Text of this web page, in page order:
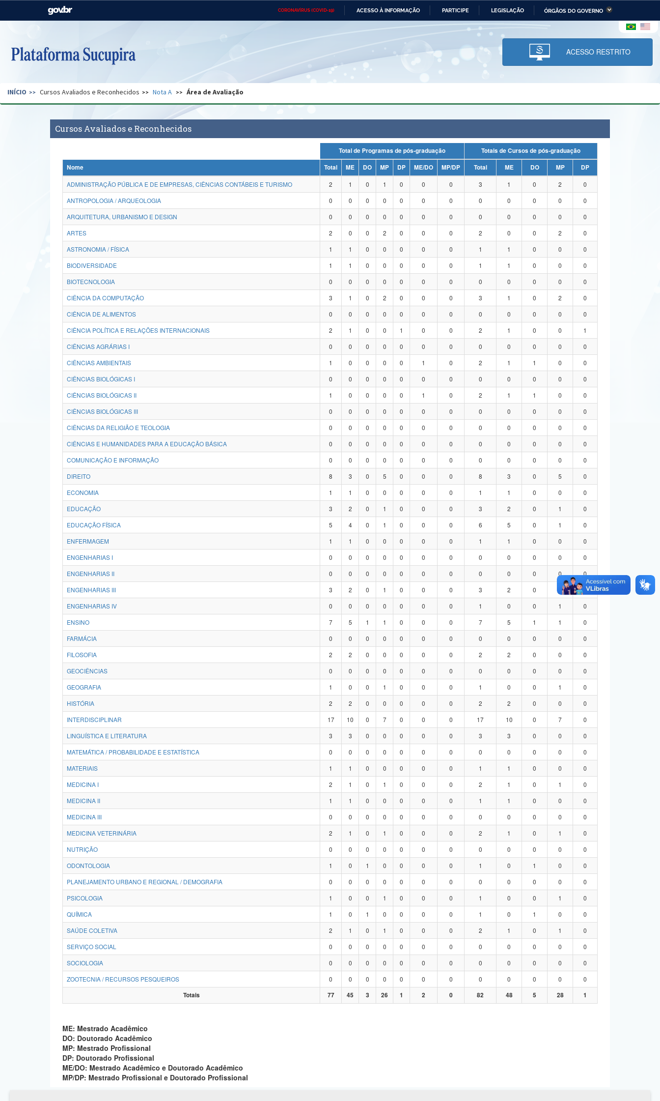
CORONAVÍRUS (COVID-19) ACESSO À INFORMAÇÃO PARTICIPE LEGISLAÇÃO ÓRGÃOS DO GOVERNO
Casa Civil Ministério das Relações Ministério da Economia Ministério da Infraestrutura
Pecuária e Abastecimento
Ministério da Ciência,
Tecnologia, Inovações e
Comunicações
Ministério do Desenvolvimento
Regional e dos Direitos Humanos
Secretaria de Governo Gabinete de Segurança Advocacia-Geral da União Banco Central do Brasil Planalto
ACESSO RESTRITO
INÍCIO Cursos Avaliados e Reconhecidos Nota A Área de Avaliação
Cursos Avaliados e Reconhecidos
Total de Programas de pós-graduação
Totais de Cursos de pós-graduação
Nome
Total ME DO MP DP ME/DO MP/DP Total ME DO MP
DP
ADMINISTRAÇÃO PÚBLICA E DE EMPRESAS, CIÊNCIAS CONTÁBEIS E TURISMO
2 1 0 1 0 0 0 3 1 0 2
0
ANTROPOLOGIA / ARQUEOLOGIA
0 0 0 0 0 0 0 0 0 0 0
0
ARQUITETURA, URBANISMO E DESIGN
0 0 0 0 0 0 0 0 0 0 0
0
ARTES
2 0 0 2 0 0 0 2 0 0 2
0
ASTRONOMIA / FÍSICA
1 1 0 0 0 0 0 1 1 0 0
0
BIODIVERSIDADE
1 1 0 0 0 0 0 1 1 0 0
0
BIOTECNOLOGIA
0 0 0 0 0 0 0 0 0 0 0
0
CIÊNCIA DA COMPUTAÇÃO
3 1 0 2 0 0 0 3 1 0 2
0
CIÊNCIA DE ALIMENTOS
0 0 0 0 0 0 0 0 0 0 0
0
CIÊNCIA POLÍTICA E RELAÇÕES INTERNACIONAIS
2 1 0 0 1 0 0 2 1 0 0
1
CIÊNCIAS AGRÁRIAS I
0 0 0 0 0 0 0 0 0 0 0
0
CIÊNCIAS AMBIENTAIS
1 0 0 0 0 1 0 2 1 1 0
0
CIÊNCIAS BIOLÓGICAS I
0 0 0 0 0 0 0 0 0 0 0
0
CIÊNCIAS BIOLÓGICAS II
1 0 0 0 0 1 0 2 1 1 0
0
CIÊNCIAS BIOLÓGICAS III
0 0 0 0 0 0 0 0 0 0 0
0
CIÊNCIAS DA RELIGIÃO E TEOLOGIA
0 0 0 0 0 0 0 0 0 0 0
0
CIÊNCIAS E HUMANIDADES PARA A EDUCAÇÃO BÁSICA
0 0 0 0 0 0 0 0 0 0 0
0
COMUNICAÇÃO E INFORMAÇÃO
0 0 0 0 0 0 0 0 0 0 0
0
DIREITO
8 3 0 5 0 0 0 8 3 0 5
0
ECONOMIA
1 1 0 0 0 0 0 1 1 0 0
0
EDUCAÇÃO
3 2 0 1 0 0 0 3 2 0 1
0
EDUCAÇÃO FÍSICA
5 4 0 1 0 0 0 6 5 0 1
0
ENFERMAGEM
1 1 0 0 0 0 0 1 1 0 0
0
ENGENHARIAS I
0 0 0 0 0 0 0 0 0 0 0
0
ENGENHARIAS II
0 0 0 0 0 0 0 0 0 0 0
0
ENGENHARIAS III
3 2 0 1 0 0 0 3 2 0
0
ENGENHARIAS IV
0 0 0 0 0 0 0 1 0 0 1
0
ENSINO
7 5 1 1 0 0 0 7 5 1 1
0
FARMÁCIA
0 0 0 0 0 0 0 0 0 0 0
0
FILOSOFIA
2 2 0 0 0 0 0 2 2 0 0
0
GEOCIÊNCIAS
0 0 0 0 0 0 0 0 0 0 0
0
GEOGRAFIA
1 0 0 1 0 0 0 1 0 0 1
0
HISTÓRIA
2 2 0 0 0 0 0 2 2 0 0
0
INTERDISCIPLINAR
17 10 0 7 0 0 0 17 10 0 7
0
LINGUÍSTICA E LITERATURA
3 3 0 0 0 0 0 3 3 0 0
0
MATEMÁTICA / PROBABILIDADE E ESTATÍSTICA
0 0 0 0 0 0 0 0 0 0 0
0
MATERIAIS
1 1 0 0 0 0 0 1 1 0 0
0
MEDICINA I
2 1 0 1 0 0 0 2 1 0 1
0
MEDICINA II
1 1 0 0 0 0 0 1 1 0 0
0
MEDICINA III
0 0 0 0 0 0 0 0 0 0 0
0
MEDICINA VETERINÁRIA
2 1 0 1 0 0 0 2 1 0 1
0
NUTRIÇÃO
0 0 0 0 0 0 0 0 0 0 0
0
ODONTOLOGIA
1 0 1 0 0 0 0 1 0 1 0
0
PLANEJAMENTO URBANO E REGIONAL / DEMOGRAFIA
0 0 0 0 0 0 0 0 0 0 0
0
PSICOLOGIA
1 0 0 1 0 0 0 1 0 0 1
0
QUÍMICA
1 0 1 0 0 0 0 1 0 1 0
0
SAÚDE COLETIVA
2 1 0 1 0 0 0 2 1 0 1
0
SERVIÇO SOCIAL
0 0 0 0 0 0 0 0 0 0 0
0
SOCIOLOGIA
0 0 0 0 0 0 0 0 0 0 0
0
ZOOTECNIA / RECURSOS PESQUEIROS
0 0 0 0 0 0 0 0 0 0 0
0
Totais
77 45 3 26 1 2 0 82 48 5 28 1
ME: Mestrado Acadêmico
DO: Doutorado Acadêmico
MP: Mestrado Profissional
DP: Doutorado Profissional
ME/DO: Mestrado Acadêmico e Doutorado Acadêmico
MP/DP: Mestrado Profissional e Doutorado Profissional